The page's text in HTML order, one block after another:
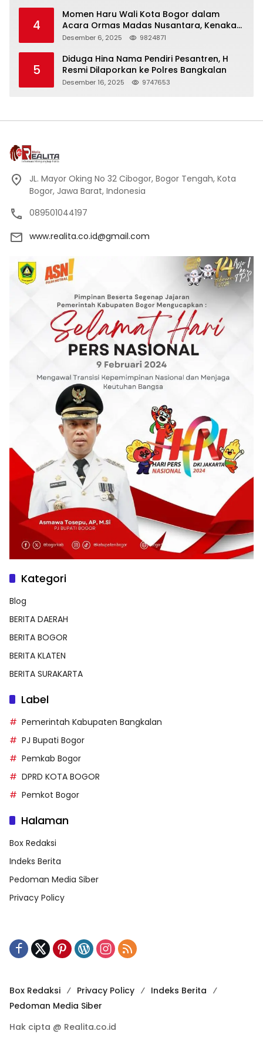
4
Momen Haru Wali Kota Bogor dalam
Acara Ormas Madas Nusantara, Kenakan
Peci Hitam Tinggi sebagai Simbol
Desember 6, 2025 9824871
5
Diduga Hina Nama Pendiri Pesantren, H
Resmi Dilaporkan ke Polres Bangkalan
Desember 16, 2025 9747653
JL. Mayor Oking No 32 Cibogor, Bogor Tengah, Kota
Bogor, Jawa Barat, Indonesia
089501044197
www.realita.co.id@gmail.com
Kategori
Blog
BERITA DAERAH
BERITA BOGOR
BERITA KLATEN
BERITA SURAKARTA
Label
Pemerintah Kabupaten Bangkalan
PJ Bupati Bogor
Pemkab Bogor
DPRD KOTA BOGOR
Pemkot Bogor
Halaman
Box Redaksi
Indeks Berita
Pedoman Media Siber
Privacy Policy
Box Redaksi Privacy Policy
Indeks Berita
Pedoman Media Siber
Hak cipta @ Realita.co.id